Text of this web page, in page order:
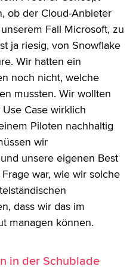
ob der Cloud-Anbieter
Fall Microsoft, zu
ja riesig, von Snowflake
Wir hatten ein
noch nicht, welche
mussten. Wir wollten
Case wirklich
Piloten nachhaltig
wir
unsere eigenen Best
war, wie wir solche
dass wir das im
managen können.
in der Schublade